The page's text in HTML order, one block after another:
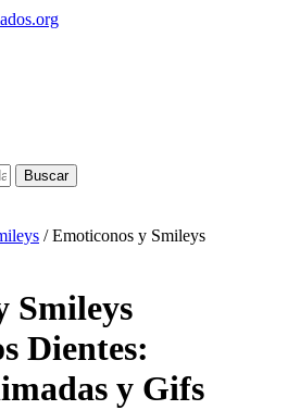
Buscar
/ Emoticonos y Smileys
Smileys
Dientes:
y Gifs